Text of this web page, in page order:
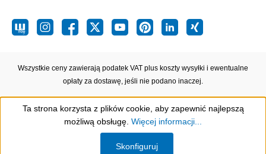
Wszystkie ceny zawierają podatek VAT plus koszty wysyłki i ewentualne
opłaty za dostawę, jeśli nie podano inaczej.
Ta strona korzysta z plików cookie, aby zapewnić najlepszą
możliwą obsługę. Więcej informacji...
Skonfiguruj